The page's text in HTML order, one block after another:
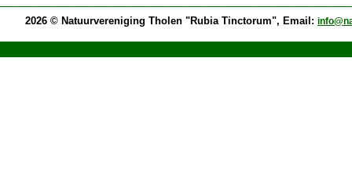
2026 © Natuurvereniging Tholen "Rubia Tinctorum", Email: